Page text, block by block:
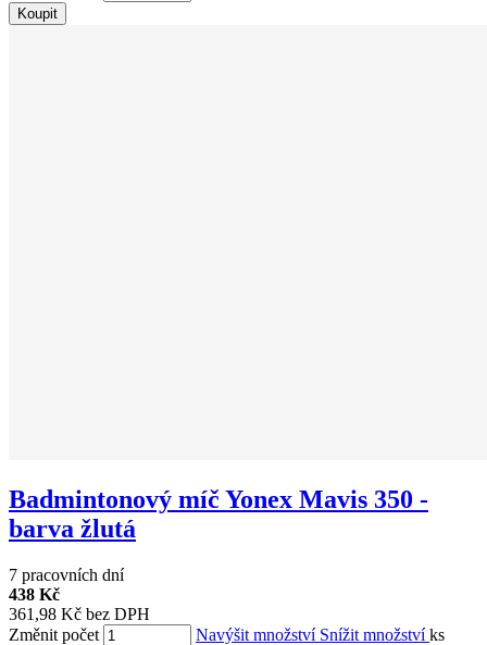
Koupit
Badmintonový míč Yonex Mavis 350 -
barva žlutá
7 pracovních dní
438 Kč
361,98 Kč bez DPH
Změnit počet
Navýšit množství Snížit množstvíks